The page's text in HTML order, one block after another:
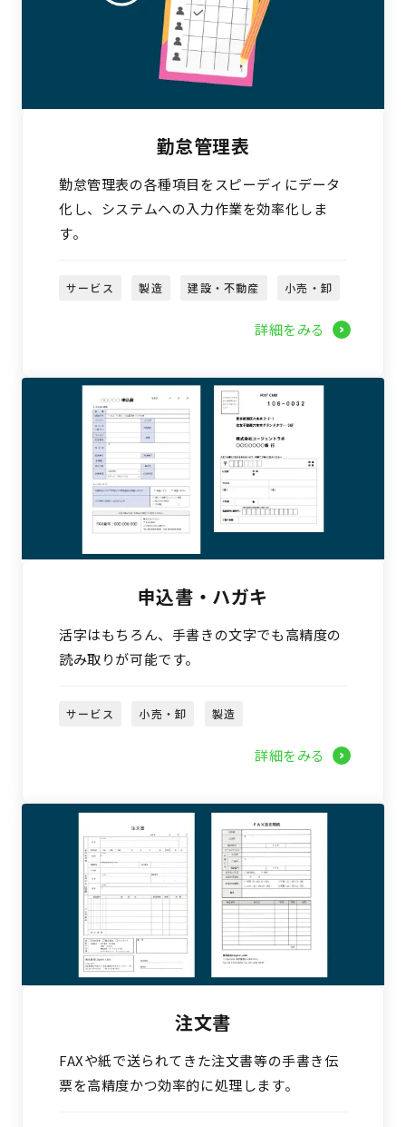
勤怠管理表
勤怠管理表の各種項目をスピーディにデータ
化し、システムへの入力作業を効率化しま
す。
サービス 製造 建設・不動産 小売・卸
詳細をみる
申込書・ハガキ
活字はもちろん、手書きの文字でも高精度の
読み取りが可能です。
サービス 小売・卸 製造
詳細をみる
注文書
FAXや紙で送られてきた注文書等の手書き伝
票を高精度かつ効率的に処理します。